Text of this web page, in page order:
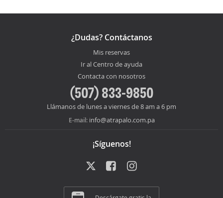
¿Dudas? Contáctanos
Mis reservas
Ir al Centro de ayuda
Contacta con nosotros
(507) 833-9850
Llámanos de lunes a viernes de 8 am a 6 pm
E-mail: info@atrapalo.com.pa
¡Síguenos!